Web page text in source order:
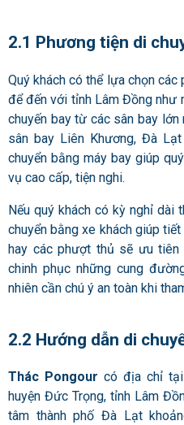
2.1 Phương tiện di
Quý khách có thể lựa chọn
để đến với tỉnh Lâm Đồng như
chuyến bay từ các sân bay lớn
sân bay Liên Khương, Đà
chuyển bằng máy bay giúp
vụ cao cấp, tiện nghi.
Nếu quý khách có kỳ nghỉ dài
chuyển bằng xe khách giúp
hay các phượt thủ sẽ ưu tiên
chinh phục những cung
nhiên cần chú ý an toàn khi
2.2 Hướng dẫn di
Thác Pongour có địa chỉ tại
huyện Đức Trọng, tỉnh Lâm
tâm thành phố Đà Lạt